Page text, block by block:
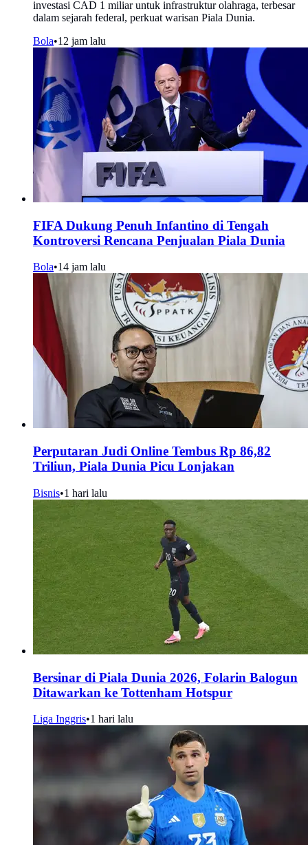
investasi CAD 1 miliar untuk infrastruktur olahraga, terbesar
dalam sejarah federal, perkuat warisan Piala Dunia.
Bola•12 jam lalu
FIFA Dukung Penuh Infantino di Tengah
Kontroversi Rencana Penjualan Piala Dunia
Bola•14 jam lalu
Perputaran Judi Online Tembus Rp 86,82
Triliun, Piala Dunia Picu Lonjakan
Bisnis•1 hari lalu
Bersinar di Piala Dunia 2026, Folarin Balogun
Ditawarkan ke Tottenham Hotspur
Liga Inggris•1 hari lalu